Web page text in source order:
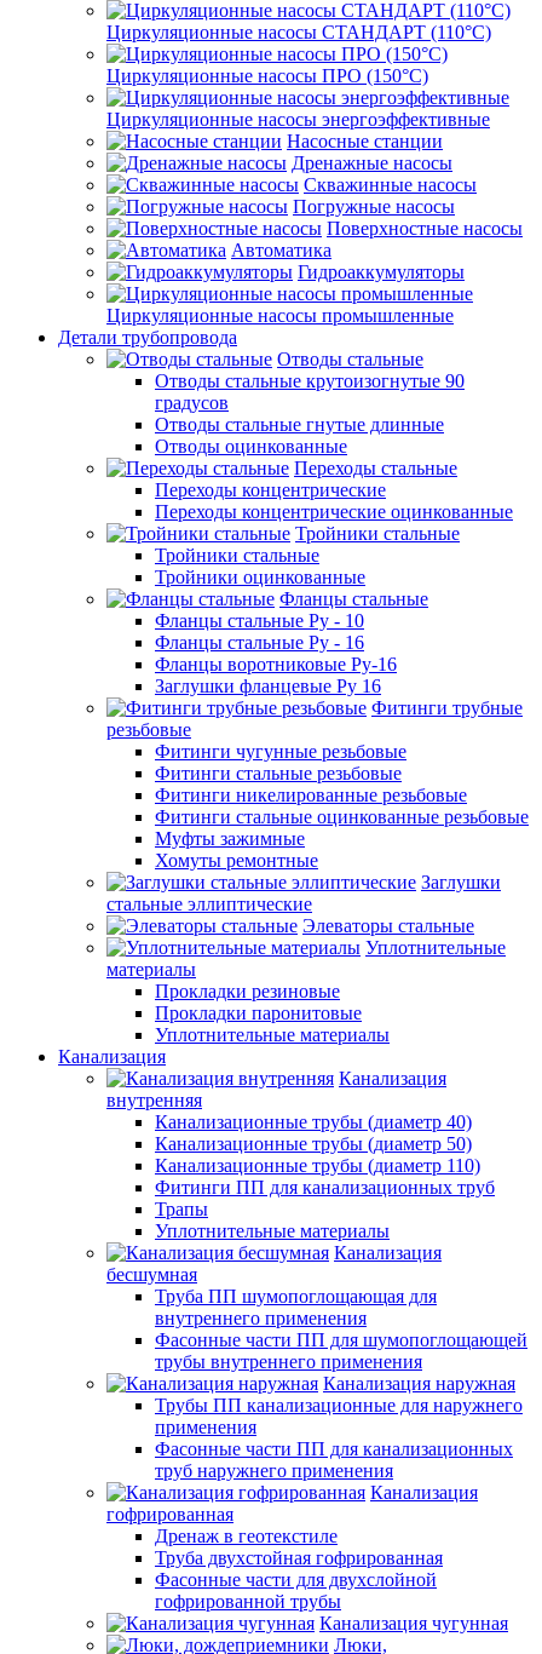
Циркуляционные насосы СТАНДАРТ (110°C)
Циркуляционные насосы ПРО (150°C)
Циркуляционные насосы энергоэффективные
Насосные станции
Дренажные насосы
Скважинные насосы
Погружные насосы
Поверхностные насосы
Автоматика
Гидроаккумуляторы
Циркуляционные насосы промышленные
Детали трубопровода
Отводы стальные
Отводы стальные крутоизогнутые 90
градусов
Отводы стальные гнутые длинные
Отводы оцинкованные
Переходы стальные
Переходы концентрические
Переходы концентрические оцинкованные
Тройники стальные
Тройники стальные
Тройники оцинкованные
Фланцы стальные
Фланцы стальные Ру - 10
Фланцы стальные Ру - 16
Фланцы воротниковые Ру-16
Заглушки фланцевые Ру 16
Фитинги трубные
резьбовые
Фитинги чугунные резьбовые
Фитинги стальные резьбовые
Фитинги никелированные резьбовые
Фитинги стальные оцинкованные резьбовые
Муфты зажимные
Хомуты ремонтные
Заглушки
стальные эллиптические
Элеваторы стальные
Уплотнительные
материалы
Прокладки резиновые
Прокладки паронитовые
Уплотнительные материалы
Канализация
Канализация
внутренняя
Канализационные трубы (диаметр 40)
Канализационные трубы (диаметр 50)
Канализационные трубы (диаметр 110)
Фитинги ПП для канализационных труб
Трапы
Уплотнительные материалы
Канализация
бесшумная
Труба ПП шумопоглощающая для
внутреннего применения
Фасонные части ПП для шумопоглощающей
трубы внутреннего применения
Канализация наружная
Трубы ПП канализационные для наружнего
применения
Фасонные части ПП для канализационных
труб наружнего применения
Канализация
гофрированная
Дренаж в геотекстиле
Труба двухстойная гофрированная
Фасонные части для двухслойной
гофрированной трубы
Канализация чугунная
Люки,